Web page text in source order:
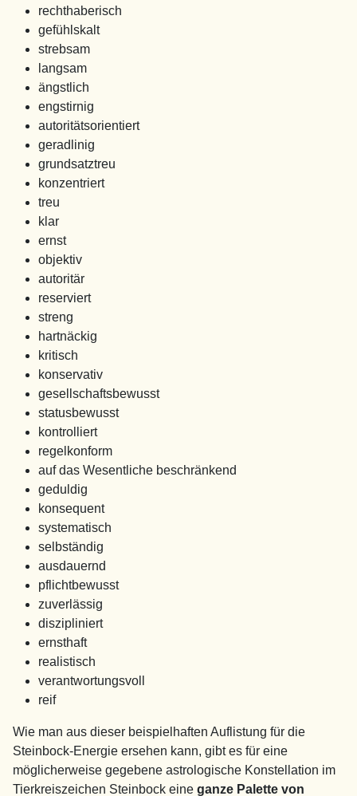
rechthaberisch
gefühlskalt
strebsam
langsam
ängstlich
engstirnig
autoritätsorientiert
geradlinig
grundsatztreu
konzentriert
treu
klar
ernst
objektiv
autoritär
reserviert
streng
hartnäckig
kritisch
konservativ
gesellschaftsbewusst
statusbewusst
kontrolliert
regelkonform
auf das Wesentliche beschränkend
geduldig
konsequent
systematisch
selbständig
ausdauernd
pflichtbewusst
zuverlässig
diszipliniert
ernsthaft
realistisch
verantwortungsvoll
reif
Wie man aus dieser beispielhaften Auflistung für die
Steinbock-Energie ersehen kann, gibt es für eine
möglicherweise gegebene astrologische Konstellation im
Tierkreiszeichen Steinbock eine ganze Palette von